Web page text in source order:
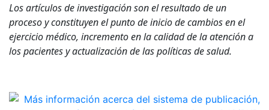
Los artículos de investigación son el resultado de un
proceso y constituyen el punto de inicio de cambios en el
ejercicio médico, incremento en la calidad de la atención a
los pacientes y actualización de las políticas de salud.